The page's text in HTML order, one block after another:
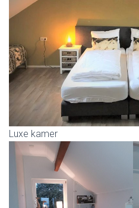
Luxe kamer